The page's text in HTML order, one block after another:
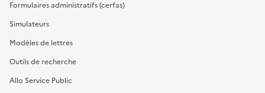
Formulaires administratifs (cerfas)
Simulateurs
Modèles de lettres
Outils de recherche
Allo Service Public